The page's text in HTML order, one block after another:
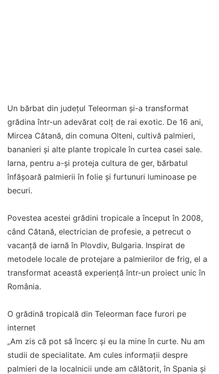
Un bărbat din județul Teleorman și-a transformat
grădina într-un adevărat colț de rai exotic. De 16 ani,
Mircea Cătană, din comuna Olteni, cultivă palmieri,
bananieri și alte plante tropicale în curtea casei sale.
Iarna, pentru a-și proteja cultura de ger, bărbatul
înfășoară palmierii în folie și furtunuri luminoase pe
becuri.
Povestea acestei grădini tropicale a început în 2008,
când Cătană, electrician de profesie, a petrecut o
vacanță de iarnă în Plovdiv, Bulgaria. Inspirat de
metodele locale de protejare a palmierilor de frig, el a
transformat această experiență într-un proiect unic în
România.
O grădină tropicală din Teleorman face furori pe
internet
„Am zis că pot să încerc și eu la mine în curte. Nu am
studii de specialitate. Am cules informații despre
palmieri de la localnicii unde am călătorit, în Spania și